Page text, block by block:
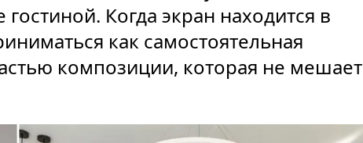
Когда экран находится в
как самостоятельная
композиции, которая не мешает